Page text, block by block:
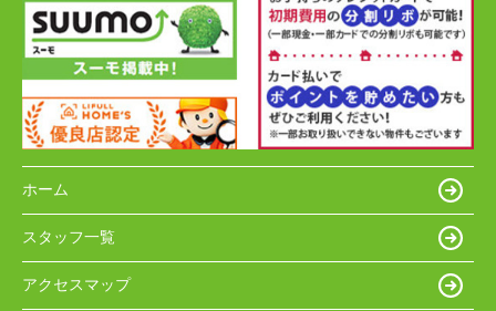
ホーム
スタッフ一覧
アクセスマップ